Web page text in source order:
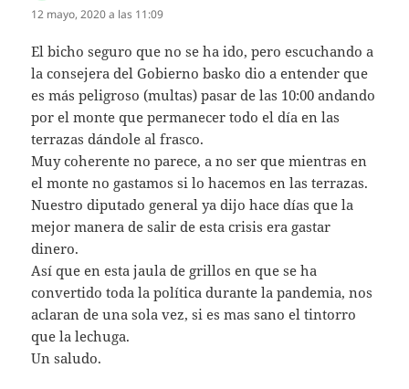
12 mayo, 2020 a las 11:09
El bicho seguro que no se ha ido, pero escuchando a
la consejera del Gobierno basko dio a entender que
es más peligroso (multas) pasar de las 10:00 andando
por el monte que permanecer todo el día en las
terrazas dándole al frasco.
Muy coherente no parece, a no ser que mientras en
el monte no gastamos si lo hacemos en las terrazas.
Nuestro diputado general ya dijo hace días que la
mejor manera de salir de esta crisis era gastar
dinero.
Así que en esta jaula de grillos en que se ha
convertido toda la política durante la pandemia, nos
aclaran de una sola vez, si es mas sano el tintorro
que la lechuga.
Un saludo.